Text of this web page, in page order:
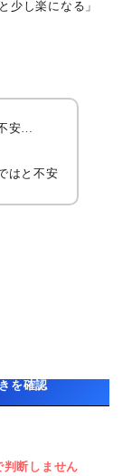
少し楽になる」
安…
はと不安
を確認
断しません